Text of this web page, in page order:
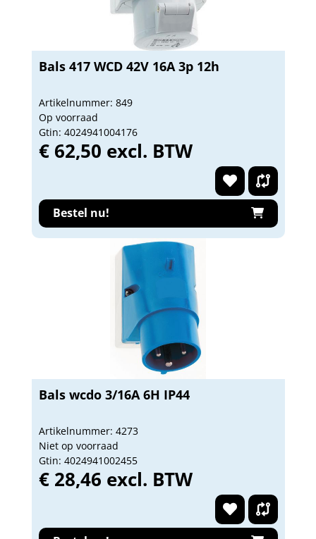
Bals 417 WCD 42V 16A 3p 12h
Artikelnummer: 849
Op voorraad
Gtin: 4024941004176
€ 62,50 excl. BTW
Bestel nu!
Bals wcdo 3/16A 6H IP44
Artikelnummer: 4273
Niet op voorraad
Gtin: 4024941002455
€ 28,46 excl. BTW